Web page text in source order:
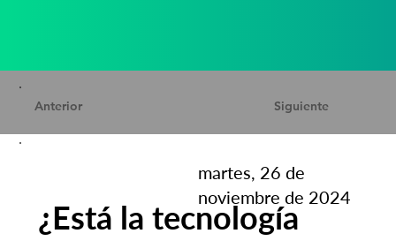
Siguiente
Anterior
martes, 26 de
noviembre de 2024
¿Está la tecnología